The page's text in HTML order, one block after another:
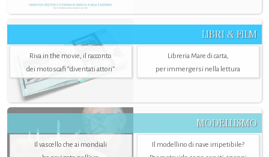
LIBRI & FILM
Riva in the movie, il racconto
dei motoscafi “diventati attori”
Libreria Mare di carta,
per immergersi nella lettura
MODELLISMO
Il vascello che ai mondiali
Il modellino di nave irripetibile?